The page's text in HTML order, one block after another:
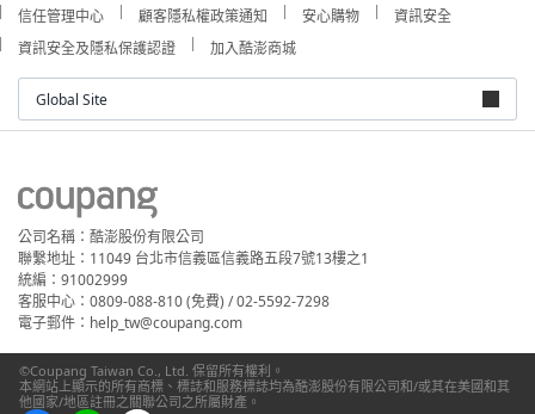
信任管理中心
顧客隱私權政策通知 安心購物
資訊安全
資訊安全及隱私保護認證
加入酷澎商城
Global Site
公司名稱：酷澎股份有限公司
聯繫地址：11049 台北市信義區信義路五段7號13樓之1
統編：91002999
客服中心：0809-088-810 (免費) / 02-5592-7298
電子郵件：help_tw@coupang.com
©Coupang Taiwan Co., Ltd. 保留所有權利。
本網站上顯示的所有商標、標誌和服務標誌均為酷澎股份有限公司和/或其在美國和其
他國家/地區註冊之關聯公司之所屬財產。